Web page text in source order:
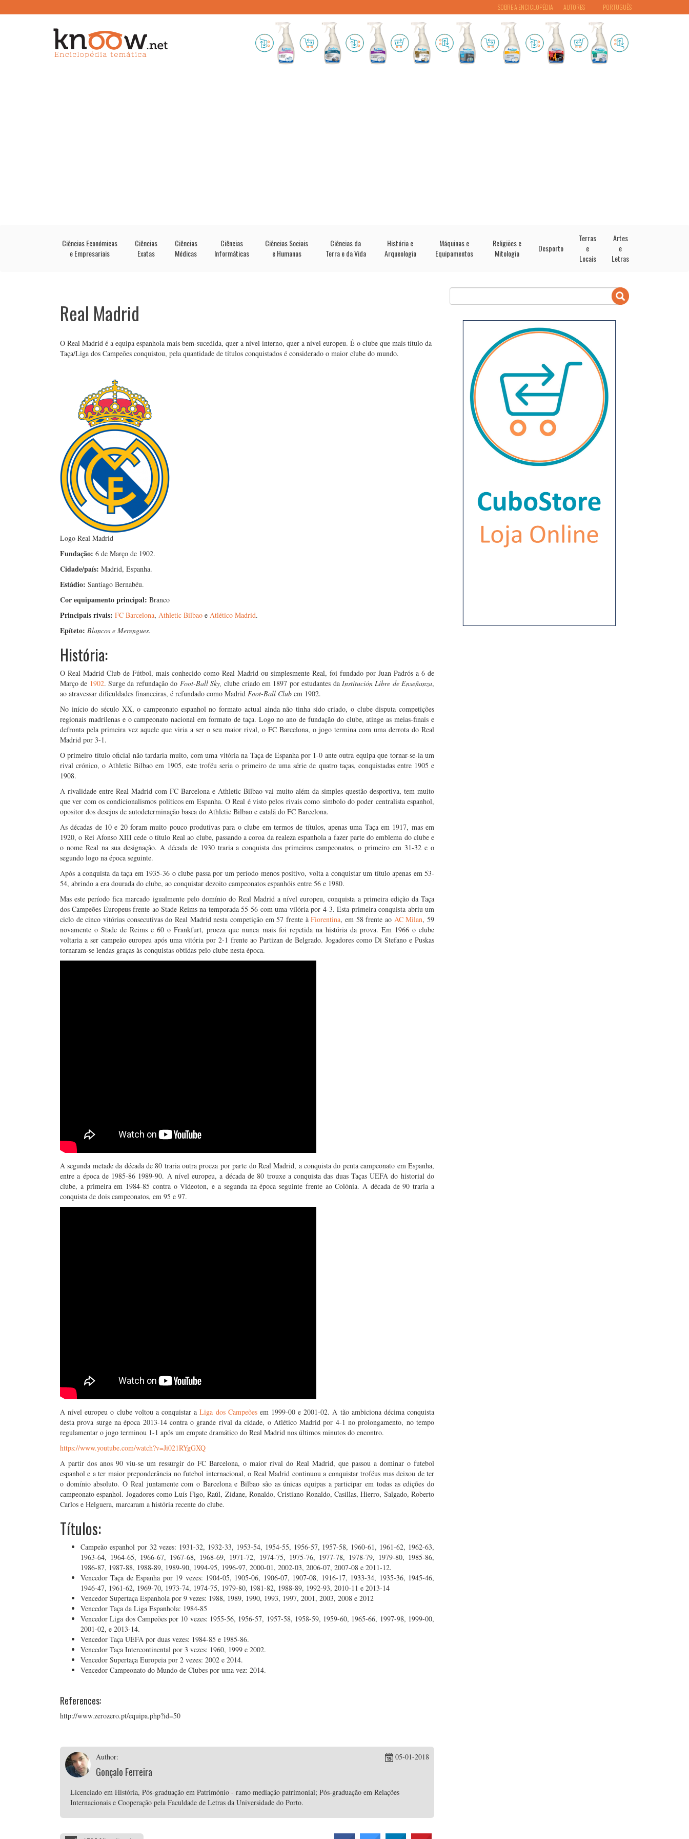
PORTUGUÊS
SOBRE A ENCICLOPÉDIA AUTORES
Ciências Económicas
e Empresariais
Ciências
Exatas
Ciências
Médicas
Ciências
Informáticas
Ciências Sociais
e Humanas
Ciências da
Terra e da Vida
História e
Arqueologia
Máquinas e
Equipamentos
Religiões e
Mitologia
Desporto
Terras
e
Locais
Artes
e
Letras
Real Madrid
O Real Madrid é a equipa espanhola mais bem-sucedida, quer a nível interno, quer a nível europeu. É o clube que mais título da
Taça/Liga dos Campeões conquistou, pela quantidade de títulos conquistados é considerado o maior clube do mundo.
Logo Real Madrid
Fundação: 6 de Março de 1902.
Cidade/país: Madrid, Espanha.
Estádio: Santiago Bernabéu.
Cor equipamento principal: Branco
Principais rivais: FC Barcelona, Athletic Bilbao e Atlético Madrid.
Epíteto: Blancos e Merengues.
História:
O Real Madrid Club de Fútbol, mais conhecido como Real Madrid ou simplesmente Real, foi fundado por Juan Padrós a 6 de
Março de 1902. Surge da refundação do Foot-Ball Sky,clube criado em 1897 por estudantes da Institución Libre de Enseñanza,
ao atravessar dificuldades financeiras, é refundado como Madrid Foot-Ball Club em 1902.
No início do século XX, o campeonato espanhol no formato actual ainda não tinha sido criado, o clube disputa competições
regionais madrilenas e o campeonato nacional em formato de taça. Logo no ano de fundação do clube, atinge as meias-finais e
defronta pela primeira vez aquele que viria a ser o seu maior rival, o FC Barcelona, o jogo termina com uma derrota do Real
Madrid por 3-1.
O primeiro título oficial não tardaria muito, com uma vitória na Taça de Espanha por 1-0 ante outra equipa que tornar-se-ia um
rival crónico, o Athletic Bilbao em 1905, este troféu seria o primeiro de uma série de quatro taças, conquistadas entre 1905 e
1908.
A rivalidade entre Real Madrid com FC Barcelona e Athletic Bilbao vai muito além da simples questão desportiva, tem muito
que ver com os condicionalismos políticos em Espanha. O Real é visto pelos rivais como símbolo do poder centralista espanhol,
opositor dos desejos de autodeterminação basca do Athletic Bilbao e catalã do FC Barcelona.
As décadas de 10 e 20 foram muito pouco produtivas para o clube em termos de títulos, apenas uma Taça em 1917, mas em
1920, o Rei Afonso XIII cede o título Real ao clube, passando a coroa da realeza espanhola a fazer parte do emblema do clube e
o nome Real na sua designação. A década de 1930 traria a conquista dos primeiros campeonatos, o primeiro em 31-32 e o
segundo logo na época seguinte.
Após a conquista da taça em 1935-36 o clube passa por um período menos positivo, volta a conquistar um título apenas em 53-
54, abrindo a era dourada do clube, ao conquistar dezoito campeonatos espanhóis entre 56 e 1980.
Mas este período fica marcado igualmente pelo domínio do Real Madrid a nível europeu, conquista a primeira edição da Taça
dos Campeões Europeus frente ao Stade Reims na temporada 55-56 com uma vilória por 4-3. Esta primeira conquista abriu um
ciclo de cinco vitórias consecutivas do Real Madrid nesta competição em 57 frente àFiorentina, em 58 frente ao AC Milan, 59
novamente o Stade de Reims e 60 o Frankfurt, proeza que nunca mais foi repetida na história da prova. Em 1966 o clube
voltaria a ser campeão europeu após uma vitória por 2-1 frente ao Partizan de Belgrado. Jogadores como Di Stefano e Puskas
tornaram-se lendas graças às conquistas obtidas pelo clube nesta época.
A segunda metade da década de 80 traria outra proeza por parte do Real Madrid, a conquista do penta campeonato em Espanha,
entre a época de 1985-86 1989-90. A nível europeu, a década de 80 trouxe a conquista das duas Taças UEFA do historial do
clube, a primeira em 1984-85 contra o Videoton, e a segunda na época seguinte frente ao Colónia. A década de 90 traria a
conquista de dois campeonatos, em 95 e 97.
A nível europeu o clube voltou a conquistar aLiga dos Campeõesem 1999-00 e 2001-02. A tão ambiciona décima conquista
desta prova surge na época 2013-14 contra o grande rival da cidade, o Atlético Madrid por 4-1 no prolongamento, no tempo
regulamentar o jogo terminou 1-1 após um empate dramático do Real Madrid nos últimos minutos do encontro.
https://www.youtube.com/watch?v=Ji021RYgGXQ
A partir dos anos 90 viu-se um ressurgir do FC Barcelona, o maior rival do Real Madrid, que passou a dominar o futebol
espanhol e a ter maior preponderância no futebol internacional, o Real Madrid continuou a conquistar troféus mas deixou de ter
o domínio absoluto. O Real juntamente com o Barcelona e Bilbao são as únicas equipas a participar em todas as edições do
campeonato espanhol. Jogadores como Luís Figo, Raúl, Zidane, Ronaldo, Cristiano Ronaldo, Casillas, Hierro, Salgado, Roberto
Carlos e Helguera, marcaram a história recente do clube.
Títulos:
Campeão espanhol por 32 vezes: 1931-32, 1932-33, 1953-54, 1954-55, 1956-57, 1957-58, 1960-61, 1961-62, 1962-63,
1963-64, 1964-65, 1966-67, 1967-68, 1968-69, 1971-72, 1974-75, 1975-76, 1977-78, 1978-79, 1979-80, 1985-86,
1986-87, 1987-88, 1988-89, 1989-90, 1994-95, 1996-97, 2000-01, 2002-03, 2006-07, 2007-08 e 2011-12.
Vencedor Taça de Espanha por 19 vezes: 1904-05, 1905-06, 1906-07, 1907-08, 1916-17, 1933-34, 1935-36, 1945-46,
1946-47, 1961-62, 1969-70, 1973-74, 1974-75, 1979-80, 1981-82, 1988-89, 1992-93, 2010-11 e 2013-14
Vencedor Supertaça Espanhola por 9 vezes: 1988, 1989, 1990, 1993, 1997, 2001, 2003, 2008 e 2012
Vencedor Taça da Liga Espanhola: 1984-85
Vencedor Liga dos Campeões por 10 vezes: 1955-56, 1956-57, 1957-58, 1958-59, 1959-60, 1965-66, 1997-98, 1999-00,
2001-02, e 2013-14.
Vencedor Taça UEFA por duas vezes: 1984-85 e 1985-86.
Vencedor Taça Intercontinental por 3 vezes: 1960, 1999 e 2002.
Vencedor Supertaça Europeia por 2 vezes: 2002 e 2014.
Vencedor Campeonato do Mundo de Clubes por uma vez: 2014.
References:
http://www.zerozero.pt/equipa.php?id=50
Author:
Gonçalo Ferreira
05-01-2018
Licenciado em História, Pós-graduação em Património - ramo mediação patrimonial; Pós-graduação em Relações
Internacionais e Cooperação pela Faculdade de Letras da Universidade do Porto.